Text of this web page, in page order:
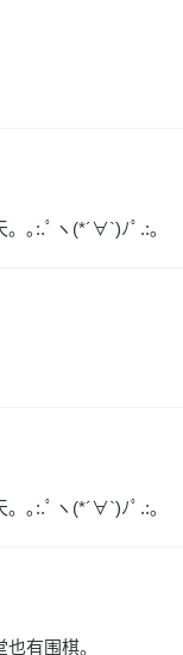
。｡:.ﾟヽ(*´∀`)ﾉﾟ.:｡
。｡:.ﾟヽ(*´∀`)ﾉﾟ.:｡
有围棋。